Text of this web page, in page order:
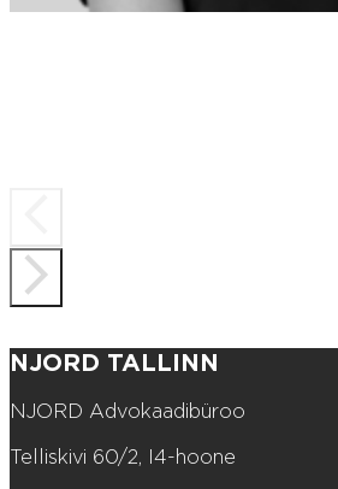
NJORD TALLINN
NJORD Advokaadibüroo
Telliskivi 60/2, I4-hoone